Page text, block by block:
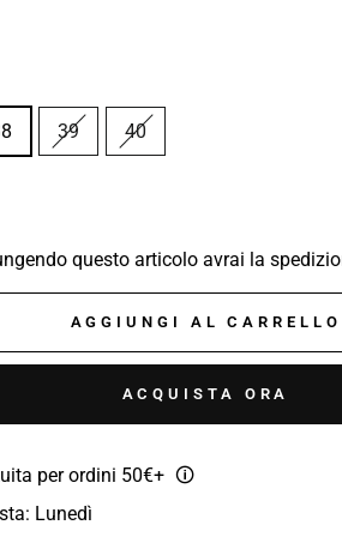
39 40
questo articolo avrai la
AGGIUNGI AL CARRELLO
ACQUISTA ORA
per ordini 50€+ 🛈
Lunedì